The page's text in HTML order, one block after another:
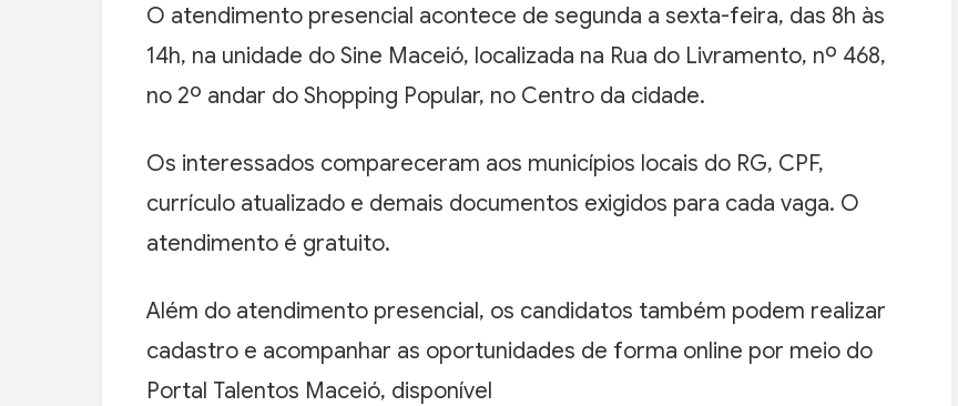
O atendimento presencial acontece de segunda a sexta-feira, das 8h às
14h, na unidade do Sine Maceió, localizada na Rua do Livramento, nº 468,
no 2º andar do Shopping Popular, no Centro da cidade.
Os interessados ​​compareceram aos municípios locais do RG, CPF,
currículo atualizado e demais documentos exigidos para cada vaga. O
atendimento é gratuito.
Além do atendimento presencial, os candidatos também podem realizar
cadastro e acompanhar as oportunidades de forma online por meio do
Portal Talentos Maceió, disponível